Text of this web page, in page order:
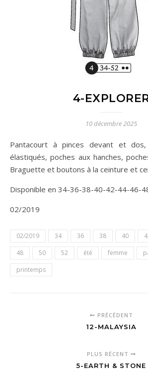
4-
10 décembre 2025
Pantacourt à pinces devant et dos, bas des jambes
élastiqués, poches aux hanches,
Braguette et boutons à la ceinture et
Disponible en 34-36-38-40-42-44-46-
02/2019
02/2019 34 36 38 40
48
50 52 été femme
printemps
PRÉCÉDENT
12-MALAYSIA
PLUS RÉCENT
5-EARTH & STONE